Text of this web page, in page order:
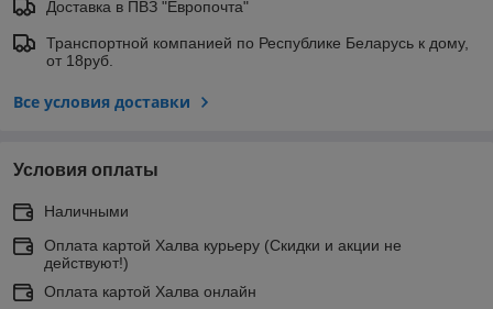
Доставка в ПВЗ "Европочта"
Транспортной компанией по Республике Беларусь к дому,
от 18руб.
Все условия доставки
Условия оплаты
Наличными
Оплата картой Халва курьеру (Скидки и акции не
действуют!)
Оплата картой Халва онлайн